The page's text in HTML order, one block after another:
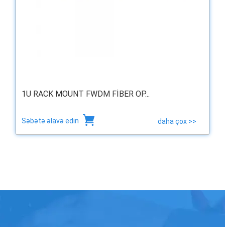
1U RACK MOUNT FWDM FIBER OP...
Səbətə əlavə edin daha çox >>